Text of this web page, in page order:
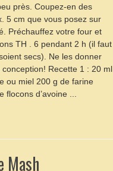
près. Coupez-en des
5 cm que vous posez sur
Préchauffez votre four et
TH . 6 pendant 2 h (il faut
secs). Ne les donner
Recette 1 : 20 ml
ou miel 200 g de farine
d’avoine ...
Mash